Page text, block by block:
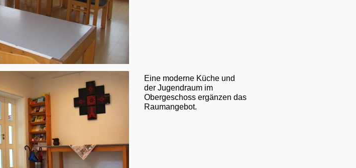
Eine moderne Küche und
der Jugendraum im
Obergeschoss ergänzen das
Raumangebot.